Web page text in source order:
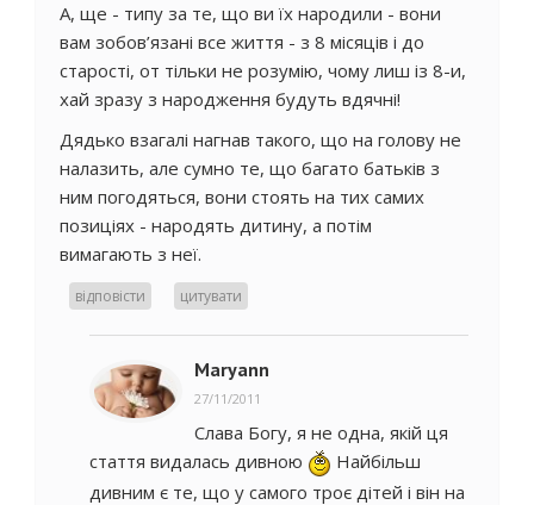
А, ще - типу за те, що ви їх народили - вони
вам зобов’язані все життя - з 8 місяців і до
старості, от тільки не розумію, чому лиш із 8-и,
хай зразу з народження будуть вдячні!
Дядько взагалі нагнав такого, що на голову не
налазить, але сумно те, що багато батьків з
ним погодяться, вони стоять на тих самих
позиціях - народять дитину, а потім
вимагають з неї.
відповісти цитувати
Maryann
27/11/2011
Слава Богу, я не одна, якій ця
стаття видалась дивною
Найбільш
дивним є те, що у самого троє дітей і він на